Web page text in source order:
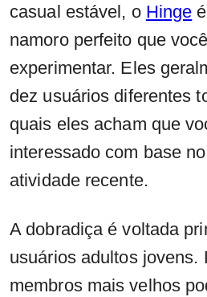
casual estável, o Hinge
namoro perfeito que
experimentar. Eles
dez usuários diferentes
quais eles acham que
interessado com base
atividade recente.
A dobradiça é voltada
usuários adultos jovens.
membros mais velhos